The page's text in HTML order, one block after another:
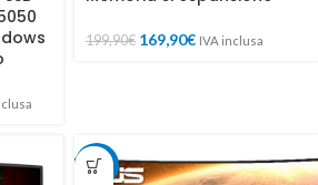
199,90€ 169,90€ IVA inclusa
-15%